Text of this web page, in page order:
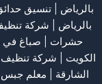
بالرياض
تنسيق
بالرياض
شركة
حشرات
صباغ في
الكويت
شركة تنظيف
الشارقة
معلم جبس